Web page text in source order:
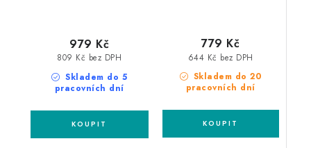
Skladem do 5
pracovních dní
809 Kč bez DPH
979 Kč
Skladem do 20
pracovních dní
644 Kč bez DPH
779 Kč